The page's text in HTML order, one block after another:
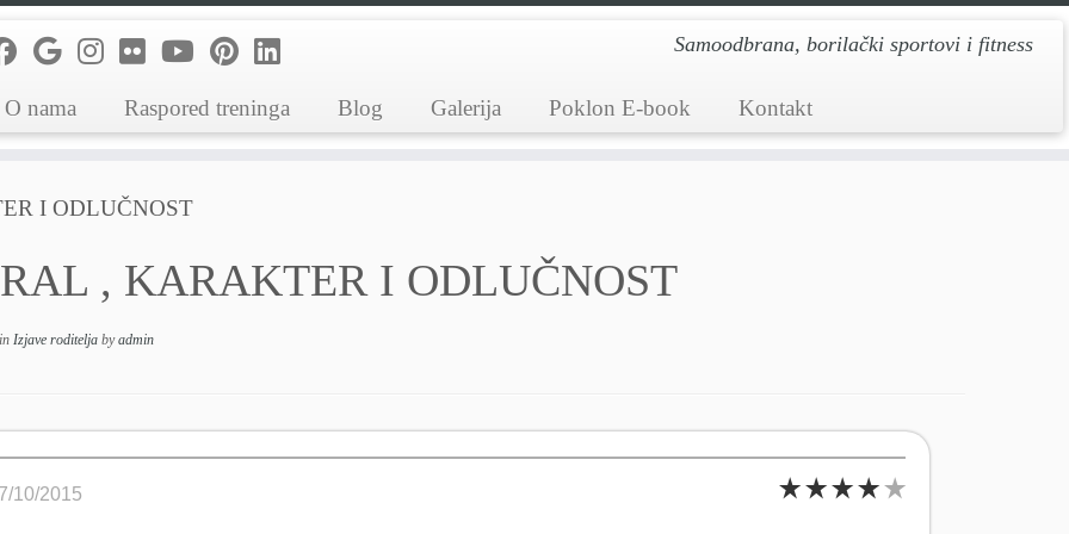
Samoodbrana, borilački sportovi i fitness
O nama Raspored treninga Blog Galerija Poklon E-book Kontakt
I ODLUČNOST
, KARAKTER I ODLUČNOST
in Izjave roditelja byadmin
10/2015